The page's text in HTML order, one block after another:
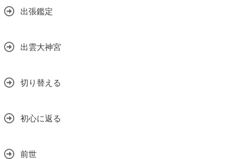
出張鑑定
出雲大神宮
切り替える
初心に返る
前世